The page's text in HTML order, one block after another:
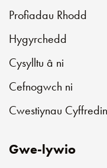
Profiadau Rhodd
Hygyrchedd
Cysylltu â ni
Cefnogwch ni
Cwestiynau Cyffredin
Gwe-lywio